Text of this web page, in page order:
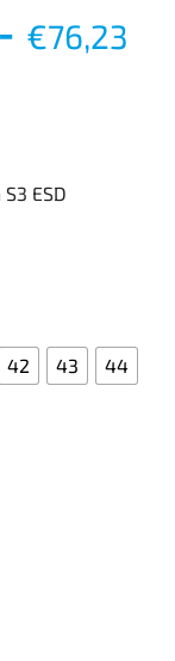
€76,23
ESD
42 43
44